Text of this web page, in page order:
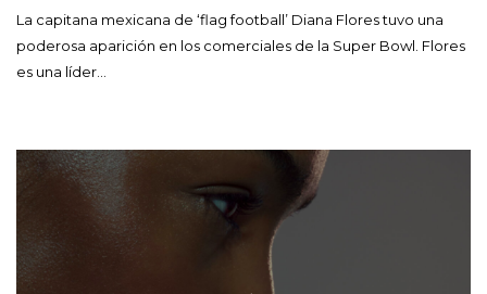
La capitana mexicana de ‘flag football’ Diana Flores tuvo una
poderosa aparición en los comerciales de la Super Bowl. Flores
es una líder…